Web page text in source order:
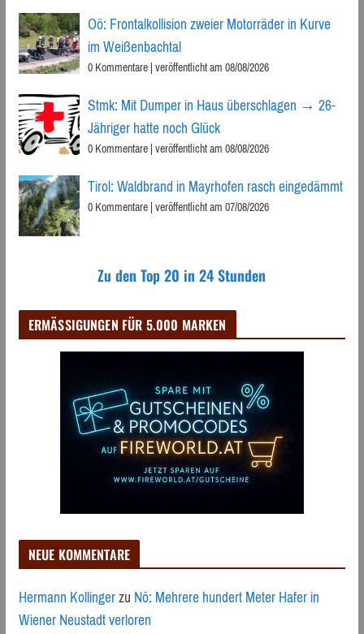
Oö: Frontalkollision zweier Motorräder in Kurve
im Weißenbachtal
0 Kommentare|veröffentlicht am 08/08/2026
Stmk: Mit Dumper in Haus überschlagen → 26-
Jähriger hatte noch Glück
0 Kommentare|veröffentlicht am 08/08/2026
Tirol: Waldbrand in Mayrhofen rasch eingedämmt
0 Kommentare|veröffentlicht am 07/08/2026
Zu den Top 20 in 24 Stunden
ERMÄSSIGUNGEN FÜR 5.000 MARKEN
NEUE KOMMENTARE
Hermann KollingerzuNö: Mehrere hundert Meter Hafer in
Wiener Neustadt verloren